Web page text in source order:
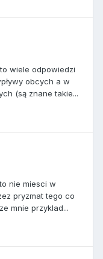
wiele odpowiedzi
obcych a w
(są znane takie...
nie miesci w
pryzmat tego co
mnie przyklad...